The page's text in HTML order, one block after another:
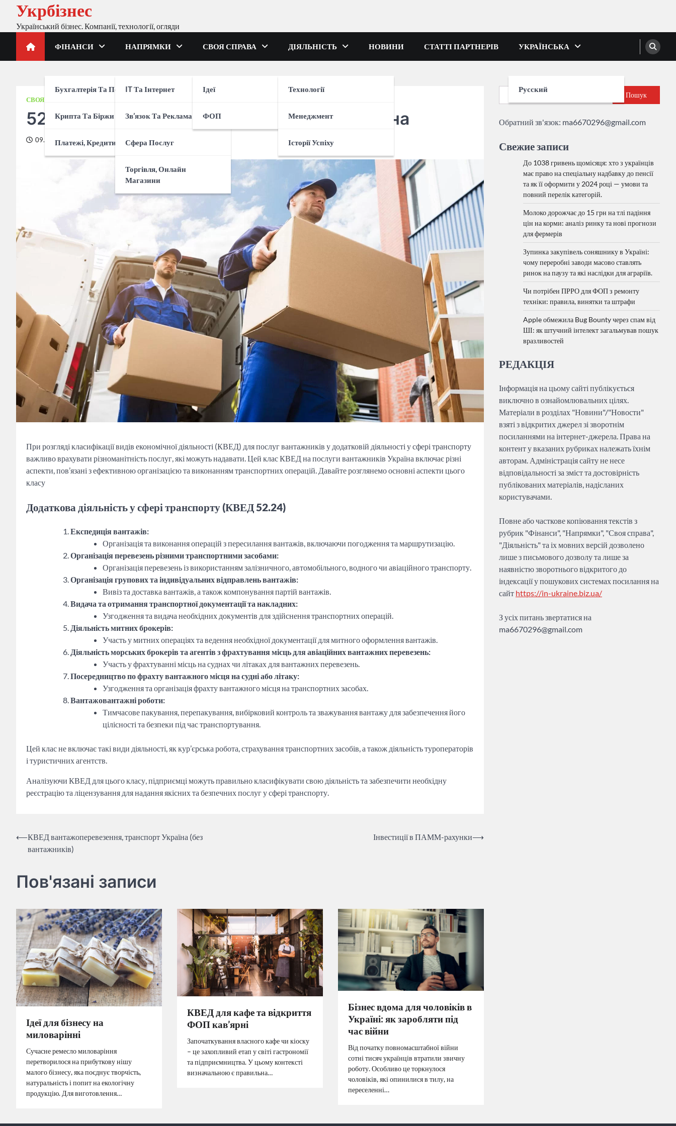
Перейти
вмісту
Укрбізнес
Український бізнес. Компанії, технології, огляди
ФІНАНСИ
Бухгалтерія Та Податки
Крипта Та Біржи
Платежі, Кредити, Банки
НАПРЯМКИ
IT Та Інтернет
Зв’язок Та Реклама
Сфера Послуг
Торгівля, Онлайн
Магазини
СВОЯ СПРАВА
Ідеї
ФОП
ДІЯЛЬНІСТЬ
Технології
Менеджмент
Історії Успіху
НОВИНИ СТАТТІ ПАРТНЕРІВ УКРАЇНСЬКА
Русский
СВОЯ СПРАВА
52.24 – КВЕД на послуги вантажників Україна
09.01.2024
При розгляді класифікації видів економічної діяльності (КВЕД) для послуг вантажників у додатковій діяльності у сфері транспорту
важливо врахувати різноманітність послуг, які можуть надавати. Цей клас КВЕД на послуги вантажників Україна включає різні
аспекти, пов’язані з ефективною організацією та виконанням транспортних операцій. Давайте розглянемо основні аспекти цього
класу
Додаткова діяльність у сфері транспорту (КВЕД 52.24)
Експедиція вантажів:
Організація та виконання операцій з пересилання вантажів, включаючи погодження та маршрутизацію.
Організація перевезень різними транспортними засобами:
Організація перевезень із використанням залізничного, автомобільного, водного чи авіаційного транспорту.
Організація групових та індивідуальних відправлень вантажів:
Вивіз та доставка вантажів, а також компонування партій вантажів.
Видача та отримання транспортної документації та накладних:
Узгодження та видача необхідних документів для здійснення транспортних операцій.
Діяльність митних брокерів:
Участь у митних операціях та ведення необхідної документації для митного оформлення вантажів.
Діяльність морських брокерів та агентів з фрахтування місць для авіаційних вантажних перевезень:
Участь у фрахтуванні місць на суднах чи літаках для вантажних перевезень.
Посередництво по фрахту вантажного місця на судні або літаку:
Узгодження та організація фрахту вантажного місця на транспортних засобах.
Вантажовантажні роботи:
Тимчасове пакування, перепакування, вибірковий контроль та зважування вантажу для забезпечення його
цілісності та безпеки під час транспортування.
Цей клас не включає такі види діяльності, як кур’єрська робота, страхування транспортних засобів, а також діяльність туроператорів
і туристичних агентств.
Аналізуючи КВЕД для цього класу, підприємці можуть правильно класифікувати свою діяльність та забезпечити необхідну
реєстрацію та ліцензування для надання якісних та безпечних послуг у сфері транспорту.
Навігація
записів
⟵КВЕД вантажоперевезення, транспорт Україна (без
вантажників)
Інвестиції в ПАММ-рахунки⟶
Пов'язані записи
Ідеї для бізнесу на
миловарінні
Сучасне ремесло миловаріння
перетворилося на прибуткову нішу
малого бізнесу, яка поєднує творчість,
натуральність і попит на екологічну
продукцію. Для виготовлення…
КВЕД для кафе та відкриття
ФОП кав’ярні
Започаткування власного кафе чи кіоску
– це захопливий етап у світі гастрономії
та підприємництва. У цьому контексті
визначальною є правильна…
Бізнес вдома для чоловіків в
Україні: як заробляти під
час війни
Від початку повномасштабної війни
сотні тисяч українців втратили звичну
роботу. Особливо це торкнулося
чоловіків, які опинилися в тилу, на
переселенні…
Пошук
Обратний зв'язок: ma6670296@gmail.com
Свежие записи
До 1038 гривень щомісяця: хто з українців
має право на спеціальну надбавку до пенсії
та як її оформити у 2024 році — умови та
повний перелік категорій.
Молоко дорожчає до 15 грн на тлі падіння
цін на корми: аналіз ринку та нові прогнози
для фермерів
Зупинка закупівель соняшнику в Україні:
чому переробні заводи масово ставлять
ринок на паузу та які наслідки для аграріїв.
Чи потрібен ПРРО для ФОП з ремонту
техніки: правила, винятки та штрафи
Apple обмежила Bug Bounty через спам від
ШІ: як штучний інтелект загальмував пошук
вразливостей
РЕДАКЦІЯ
Інформація на цьому сайті публікується
виключно в ознайомлювальних цілях.
Матеріали в розділах "Новини"/"Новости"
взяті з відкритих джерел зі зворотнім
посиланнями на інтернет-джерела. Права на
контент у вказаних рубриках належать їхнім
авторам. Адміністрація сайту не несе
відповідальності за зміст та достовірність
публікованих матеріалів, надісланих
користувачами.
Повне або часткове копіювання текстів з
рубрик "Фінанси", "Напрямки", "Своя справа",
"Діяльність" та іх мовних версій дозволено
лише з письмового дозволу та лише за
наявністю зворотнього відкритого до
індексації у пошукових системах посилання на
сайт https://in-ukraine.biz.ua/
З усіх питань звертатися на
ma6670296@gmail.com